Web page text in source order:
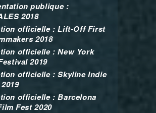
publique :
2018
officielle : Lift-Off First
2018
officielle : New York
2019
officielle : Skyline Indie
officielle : Barcelona
Fest 2020